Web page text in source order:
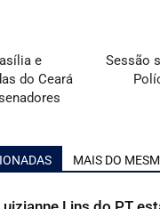
e
do Ceará
Sessão
MAIS DO